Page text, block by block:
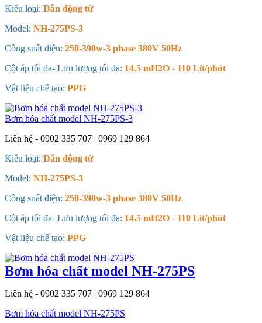
Kiểu loại: Dẫn động từ
Model: NH-275PS-3
Công suất điện: 250-390w-3 phase 380V 50Hz
Cột áp tối đa- Lưu lượng tối đa: 14.5 mH2O - 110 Lít/phút
Vật liệu chế tạo: PPG
Bơm hóa chất model NH-275PS-3
Liên hệ - 0902 335 707 | 0969 129 864
Kiểu loại: Dẫn động từ
Model: NH-275PS-3
Công suất điện: 250-390w-3 phase 380V 50Hz
Cột áp tối đa- Lưu lượng tối đa: 14.5 mH2O - 110 Lít/phút
Vật liệu chế tạo: PPG
Bơm hóa chất model NH-275PS
Liên hệ - 0902 335 707 | 0969 129 864
Bơm hóa chất model NH-275PS